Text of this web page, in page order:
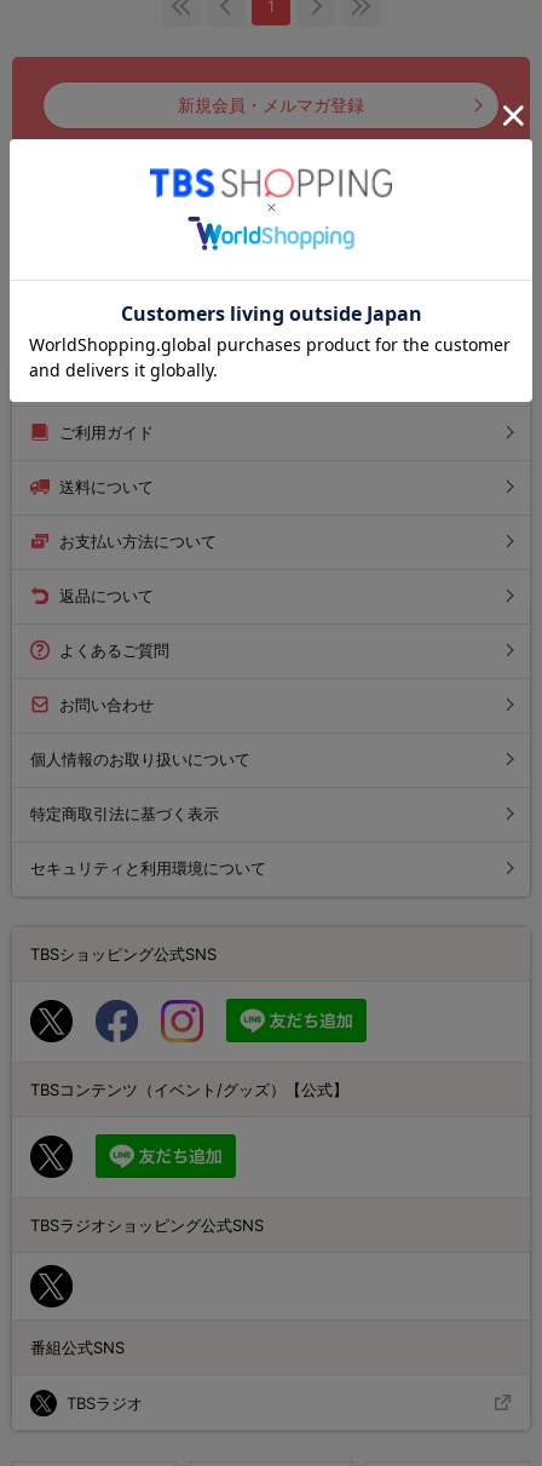
1
新規会員・メルマガ登録
ログイン
お気に入りリスト
お知らせ
初めてのお客様
ご利用ガイド
送料について
お支払い方法について
返品について
よくあるご質問
お問い合わせ
個人情報のお取り扱いについて
特定商取引法に基づく表示
セキュリティと利用環境について
TBSショッピング公式SNS
TBSコンテンツ（イベント/グッズ）【公式】
TBSラジオショッピング公式SNS
番組公式SNS
TBSラジオ